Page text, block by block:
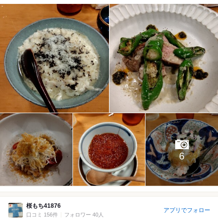
6
桜もち41876
口コミ 156件 フォロワー 40人
アプリでフォロー